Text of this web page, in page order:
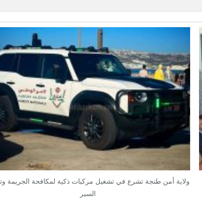
ولاية أمن طنجة تشرع في تشغيل مركبات ذكية لمكافحة الجريمة
السير